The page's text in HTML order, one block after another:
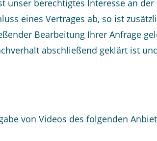
berechtigtes Interesse an
eines Vertrages ab, so ist
Bearbeitung Ihrer Anfrage
abschließend geklärt ist
von Videos des folgenden